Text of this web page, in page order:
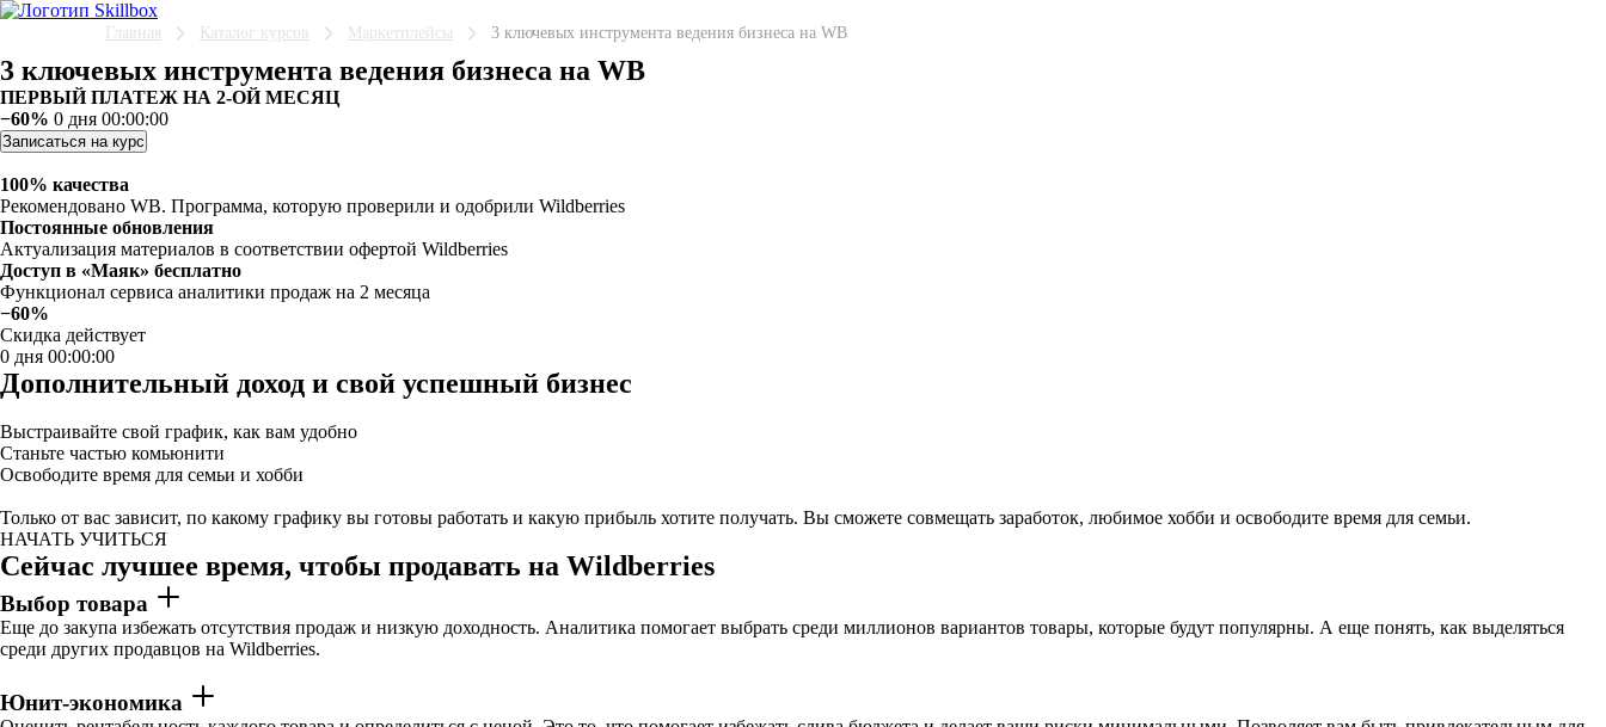
Главная Каталог курсов Маркетплейсы 3 ключевых инструмента ведения бизнеса на WB
3 ключевых инструмента ведения бизнеса на WB
ПЕРВЫЙ ПЛАТЕЖ НА 2-ОЙ МЕСЯЦ
−60% 0 дня 00:00:00
Записаться на курс
100% качества
Рекомендовано WB. Программа, которую проверили и одобрили Wildberries
Постоянные обновления
Актуализация материалов в соответствии офертой Wildberries
Доступ в «Маяк» бесплатно
Функционал сервиса аналитики продаж на 2 месяца
−60%
Скидка действует
0 дня 00:00:00
Дополнительный доход и свой успешный бизнес
Выстраивайте свой график, как вам удобно
Станьте частью комьюнити
Освободите время для семьи и хобби
Только от вас зависит, по какому графику вы готовы работать и какую прибыль хотите получать. Вы сможете совмещать заработок, любимое хобби и освободите время для семьи.
НАЧАТЬ УЧИТЬСЯ
Сейчас лучшее время, чтобы продавать на Wildberries
Выбор товара
Еще до закупа избежать отсутствия продаж и низкую доходность. Аналитика помогает выбрать среди миллионов вариантов товары, которые будут популярны. А еще понять, как выделяться
среди других продавцов на Wildberries.
Юнит-экономика